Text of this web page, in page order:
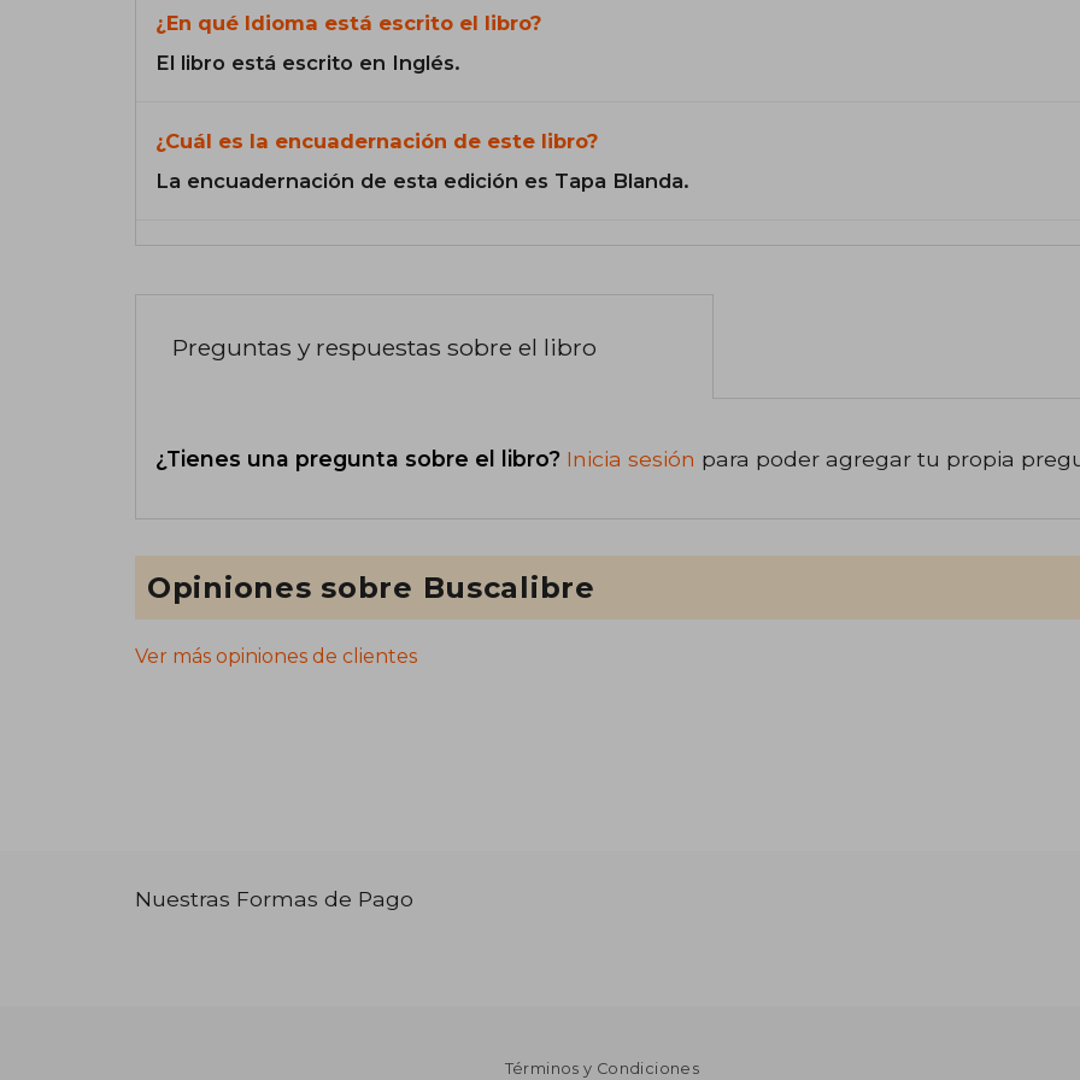
¿En qué Idioma está escrito el libro?
El libro está escrito en Inglés.
¿Cuál es la encuadernación de este libro?
La encuadernación de esta edición es Tapa Blanda.
Preguntas y respuestas sobre el libro
¿Tienes una pregunta sobre el libro? Inicia sesión para poder agregar tu propia
Opiniones sobre Buscalibre
Ver más opiniones de clientes
Nuestras Formas de Pago
Términos y Condiciones